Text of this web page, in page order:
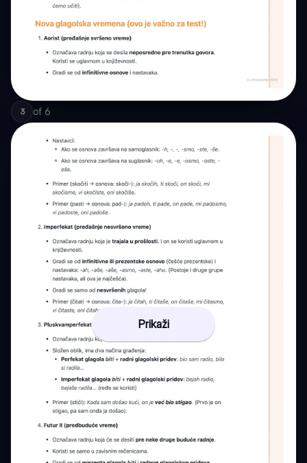
3 of 6
Prikaži